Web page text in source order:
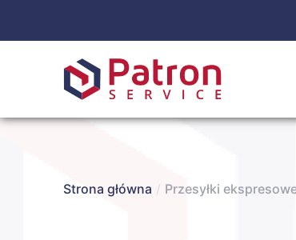
Strona główna / Przesyłki